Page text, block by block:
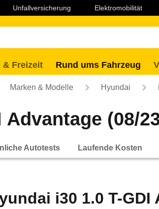
Unfallversicherung Elektromobilität
& Freizeit Rund ums Fahrzeug
Marken & Modelle Hyundai
(08/
Autotests Laufende Kosten
i30 1.0 T-GDI